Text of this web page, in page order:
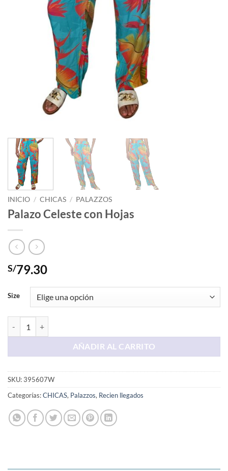
INICIO / CHICAS / PALAZZOS
Palazo Celeste con Hojas
S/79.30
Size
AÑADIR AL CARRITO
SKU:395607W
Categorías:CHICAS, Palazzos, Recien llegados